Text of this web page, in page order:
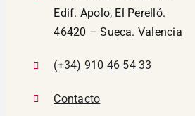
Edif. Apolo, El Perelló.
46420 – Sueca. Valencia
(+34) 910 46 54 33
Contacto